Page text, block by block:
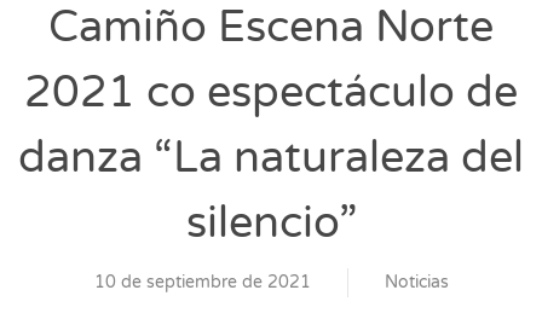
Camiño Escena Norte
2021 co espectáculo de
danza “La naturaleza del
silencio”
10 de septiembre de 2021 Noticias